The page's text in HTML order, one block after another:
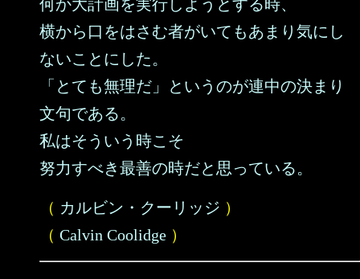
何か大計画を実行しようとする時、
横から口をはさむ者がいてもあまり気にし
ないことにした。
「とても無理だ」というのが連中の決まり
文句である。
私はそういう時こそ
努力すべき最善の時だと思っている。
（ カルビン・クーリッジ ）
（ Calvin Coolidge ）